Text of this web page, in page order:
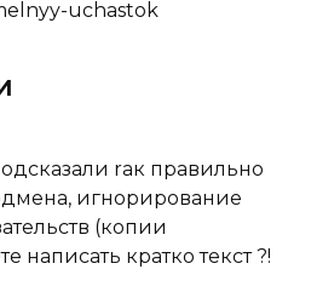
uchastok
rак правильно
игнорирование
(копии
кратко текст ?!